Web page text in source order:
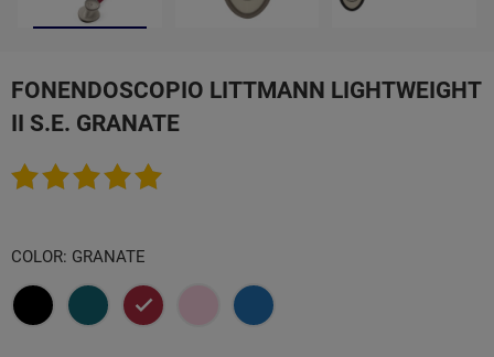
FONENDOSCOPIO LITTMANN LIGHTWEIGHT
II S.E. GRANATE
COLOR: GRANATE
Negro Azul GranateRosa Azul